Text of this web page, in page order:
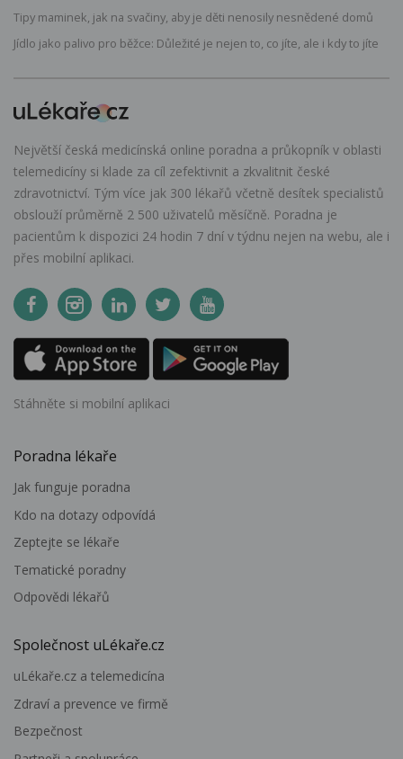
Tipy maminek, jak na svačiny, aby je děti nenosily nesnědené domů
Jídlo jako palivo pro běžce: Důležité je nejen to, co jíte, ale i kdy to jíte
Největší česká medicínská online poradna a průkopník v oblasti
telemedicíny si klade za cíl zefektivnit a zkvalitnit české
zdravotnictví. Tým více jak 300 lékařů včetně desítek specialistů
obslouží průměrně 2 500 uživatelů měsíčně. Poradna je
pacientům k dispozici 24 hodin 7 dní v týdnu nejen na webu, ale i
přes mobilní aplikaci.
Stáhněte si mobilní aplikaci
Poradna lékaře
Jak funguje poradna
Kdo na dotazy odpovídá
Zeptejte se lékaře
Tematické poradny
Odpovědi lékařů
Společnost uLékaře.cz
uLékaře.cz a telemedicína
Zdraví a prevence ve firmě
Bezpečnost